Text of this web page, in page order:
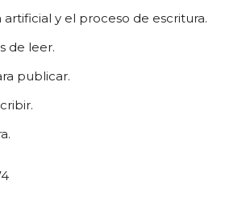
artificial y el proceso de escritura.
de leer.
publicar.